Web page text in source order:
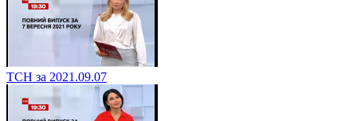
ТСН за 2021.09.07